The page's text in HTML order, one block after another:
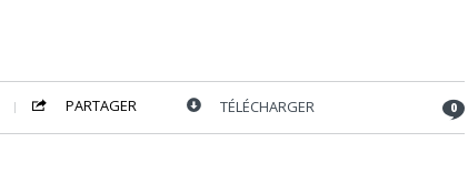
PARTAGER TÉLÉCHARGER 0